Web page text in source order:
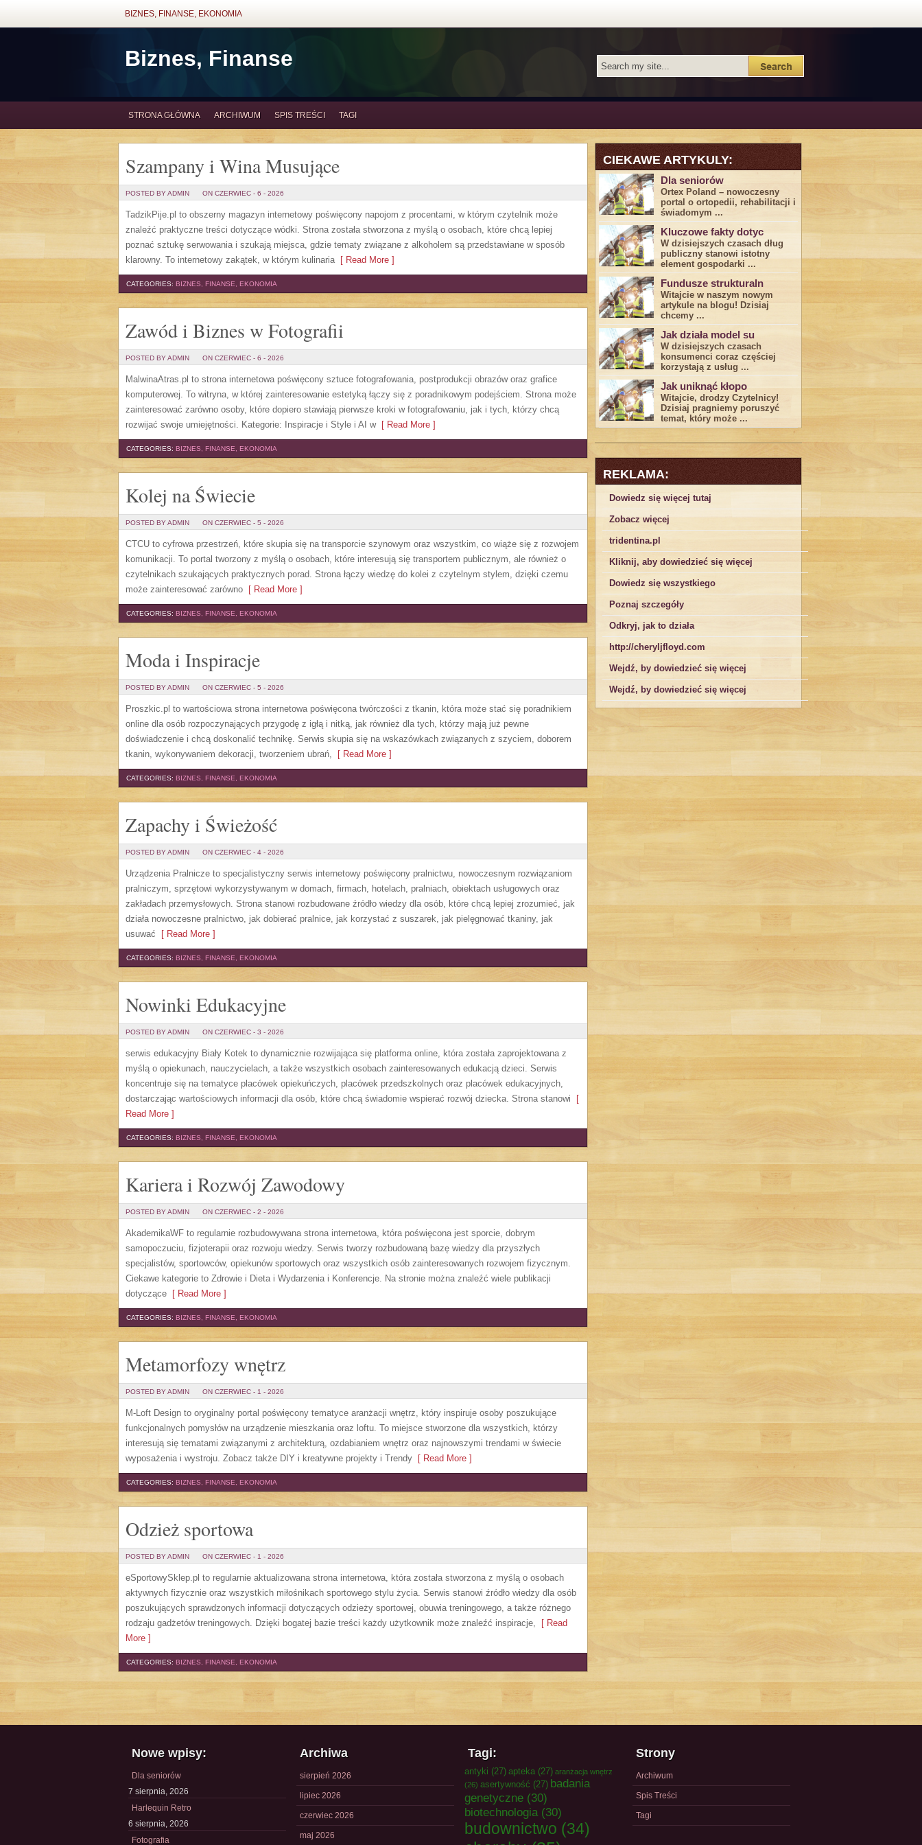
BIZNES, FINANSE, EKONOMIA
Biznes, Finanse
STRONA GŁÓWNA ARCHIWUM SPIS TREŚCI TAGI
Szampany i Wina Musujące
POSTED BY ADMIN ON CZERWIEC - 6 - 2026
TadzikPije.pl to obszerny magazyn internetowy poświęcony napojom z procentami, w którym czytelnik może
znaleźć praktyczne treści dotyczące wódki. Strona została stworzona z myślą o osobach, które chcą lepiej
poznać sztukę serwowania i szukają miejsca, gdzie tematy związane z alkoholem są przedstawiane w sposób
klarowny. To internetowy zakątek, w którym kulinaria[ Read More ]
CATEGORIES: BIZNES, FINANSE, EKONOMIA
Zawód i Biznes w Fotografii
POSTED BY ADMIN ON CZERWIEC - 6 - 2026
MalwinaAtras.pl to strona internetowa poświęcony sztuce fotografowania, postprodukcji obrazów oraz grafice
komputerowej. To witryna, w której zainteresowanie estetyką łączy się z poradnikowym podejściem. Strona może
zainteresować zarówno osoby, które dopiero stawiają pierwsze kroki w fotografowaniu, jak i tych, którzy chcą
rozwijać swoje umiejętności. Kategorie: Inspiracje i Style i AI w[ Read More ]
CATEGORIES: BIZNES, FINANSE, EKONOMIA
Kolej na Świecie
POSTED BY ADMIN ON CZERWIEC - 5 - 2026
CTCU to cyfrowa przestrzeń, które skupia się na transporcie szynowym oraz wszystkim, co wiąże się z rozwojem
komunikacji. To portal tworzony z myślą o osobach, które interesują się transportem publicznym, ale również o
czytelnikach szukających praktycznych porad. Strona łączy wiedzę do kolei z czytelnym stylem, dzięki czemu
może zainteresować zarówno [ Read More ]
CATEGORIES: BIZNES, FINANSE, EKONOMIA
Moda i Inspiracje
POSTED BY ADMIN ON CZERWIEC - 5 - 2026
Proszkic.pl to wartościowa strona internetowa poświęcona twórczości z tkanin, która może stać się poradnikiem
online dla osób rozpoczynających przygodę z igłą i nitką, jak również dla tych, którzy mają już pewne
doświadczenie i chcą doskonalić technikę. Serwis skupia się na wskazówkach związanych z szyciem, doborem
tkanin, wykonywaniem dekoracji, tworzeniem ubrań, [ Read More ]
CATEGORIES: BIZNES, FINANSE, EKONOMIA
Zapachy i Świeżość
POSTED BY ADMIN ON CZERWIEC - 4 - 2026
Urządzenia Pralnicze to specjalistyczny serwis internetowy poświęcony pralnictwu, nowoczesnym rozwiązaniom
pralniczym, sprzętowi wykorzystywanym w domach, firmach, hotelach, pralniach, obiektach usługowych oraz
zakładach przemysłowych. Strona stanowi rozbudowane źródło wiedzy dla osób, które chcą lepiej zrozumieć, jak
działa nowoczesne pralnictwo, jak dobierać pralnice, jak korzystać z suszarek, jak pielęgnować tkaniny, jak
usuwać [ Read More ]
CATEGORIES: BIZNES, FINANSE, EKONOMIA
Nowinki Edukacyjne
POSTED BY ADMIN ON CZERWIEC - 3 - 2026
serwis edukacyjny Biały Kotek to dynamicznie rozwijająca się platforma online, która została zaprojektowana z
myślą o opiekunach, nauczycielach, a także wszystkich osobach zainteresowanych edukacją dzieci. Serwis
koncentruje się na tematyce placówek opiekuńczych, placówek przedszkolnych oraz placówek edukacyjnych,
dostarczając wartościowych informacji dla osób, które chcą świadomie wspierać rozwój dziecka. Strona stanowi [
Read More ]
CATEGORIES: BIZNES, FINANSE, EKONOMIA
Kariera i Rozwój Zawodowy
POSTED BY ADMIN ON CZERWIEC - 2 - 2026
AkademikaWF to regularnie rozbudowywana strona internetowa, która poświęcona jest sporcie, dobrym
samopoczuciu, fizjoterapii oraz rozwoju wiedzy. Serwis tworzy rozbudowaną bazę wiedzy dla przyszłych
specjalistów, sportowców, opiekunów sportowych oraz wszystkich osób zainteresowanych rozwojem fizycznym.
Ciekawe kategorie to Zdrowie i Dieta i Wydarzenia i Konferencje. Na stronie można znaleźć wiele publikacji
dotyczące [ Read More ]
CATEGORIES: BIZNES, FINANSE, EKONOMIA
Metamorfozy wnętrz
POSTED BY ADMIN ON CZERWIEC - 1 - 2026
M-Loft Design to oryginalny portal poświęcony tematyce aranżacji wnętrz, który inspiruje osoby poszukujące
funkcjonalnych pomysłów na urządzenie mieszkania oraz loftu. To miejsce stworzone dla wszystkich, którzy
interesują się tematami związanymi z architekturą, ozdabianiem wnętrz oraz najnowszymi trendami w świecie
wyposażenia i wystroju. Zobacz także DIY i kreatywne projekty i Trendy [ Read More ]
CATEGORIES: BIZNES, FINANSE, EKONOMIA
Odzież sportowa
POSTED BY ADMIN ON CZERWIEC - 1 - 2026
eSportowySklep.pl to regularnie aktualizowana strona internetowa, która została stworzona z myślą o osobach
aktywnych fizycznie oraz wszystkich miłośnikach sportowego stylu życia. Serwis stanowi źródło wiedzy dla osób
poszukujących sprawdzonych informacji dotyczących odzieży sportowej, obuwia treningowego, a także różnego
rodzaju gadżetów treningowych. Dzięki bogatej bazie treści każdy użytkownik może znaleźć inspiracje, [ Read
More ]
CATEGORIES: BIZNES, FINANSE, EKONOMIA
CIEKAWE ARTYKULY:
Dla seniorów
Ortex Poland – nowoczesny
portal o ortopedii, rehabilitacji i
świadomym ...
Kluczowe fakty dotyc
W dzisiejszych czasach dług
publiczny stanowi istotny
element gospodarki ...
Fundusze strukturaln
Witajcie w naszym nowym
artykule na blogu! Dzisiaj
chcemy ...
Jak działa model su
W dzisiejszych czasach
konsumenci ‌coraz częściej
korzystają z usług⁤ ...
Jak uniknąć kłopo
Witajcie, drodzy Czytelnicy!
Dzisiaj pragniemy poruszyć
temat, który może ...
REKLAMA:
Dowiedz się więcej tutaj
Zobacz więcej
tridentina.pl
Kliknij, aby dowiedzieć się więcej
Dowiedz się wszystkiego
Poznaj szczegóły
Odkryj, jak to działa
http://cheryljfloyd.com
Wejdź, by dowiedzieć się więcej
Wejdź, by dowiedzieć się więcej
Nowe wpisy:
Dla seniorów
7 sierpnia, 2026
Harlequin Retro
6 sierpnia, 2026
Fotografia
Archiwa
sierpień 2026
lipiec 2026
czerwiec 2026
maj 2026
Tagi:
antyki (27) apteka (27) aranżacja wnętrz
(26) asertywność (27) badania
genetyczne (30)
biotechnologia(30)
budownictwo (34)
Strony
Archiwum
Spis Treści
Tagi